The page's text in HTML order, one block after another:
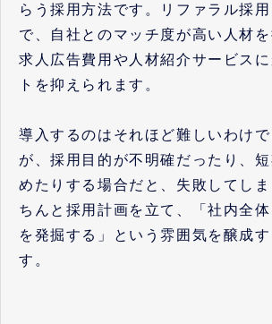
らう採用方法です。リファラル採
で、自社とのマッチ度が高い人材を
求人広告費用や人材紹介サービス
トを抑えられます。
導入するのはそれほど難しいわけ
が、採用目的が不明確だったり、
めたりする場合だと、失敗してし
ちんと採用計画を立て、「社内全
を発掘する」という雰囲気を醸成
す。